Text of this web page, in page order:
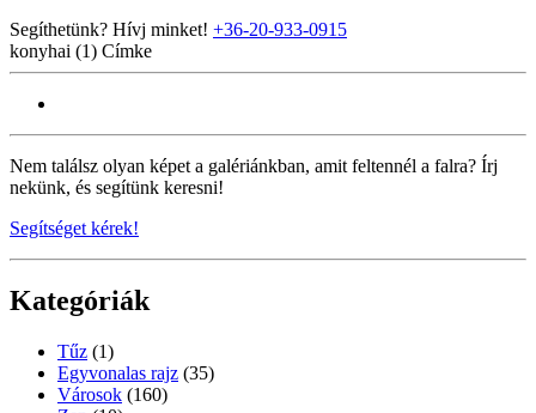
Segíthetünk? Hívj minket! +36-20-933-0915
konyhai (1) Címke
Nem találsz olyan képet a galériánkban, amit feltennél a falra? Írj
nekünk, és segítünk keresni!
Segítséget kérek!
Kategóriák
Tűz (1)
Egyvonalas rajz (35)
Városok (160)